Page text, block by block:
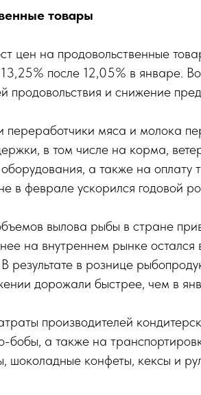
товары
цен на продовольственные
после 12,05% в январе.
продовольствия и снижение
переработчики мяса и молока
в том числе на корма,
а также на оплату
в феврале ускорился годовой
вылова рыбы в стране
на внутреннем рынке
результате в рознице
дорожали быстрее, чем в
производителей
бобы, а также на
шоколадные конфеты, кексы и